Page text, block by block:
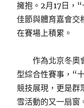
擁抱。2月17日，
佳節與體育嘉會交
在賽場上積累。
作為北京冬奧
型綜合性賽事，“
競技展現，更是群
雪活動的又一扇窗